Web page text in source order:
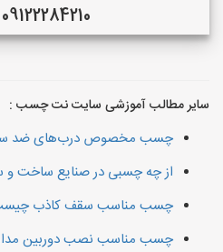
09122284210 (تهران)
سایر مطالب آموزشی سایت نت چسب :
چسب مخصوص درب‌های ضد
از چه چسبی در صنایع ساخت و
چسب مناسب سقف کاذب
چسب مناسب نصب دوربین